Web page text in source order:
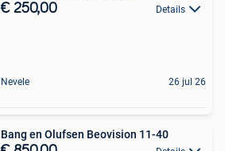
€ 250,00 Details
Nevele 26 jul 26
Bang en Olufsen Beovision 11-40